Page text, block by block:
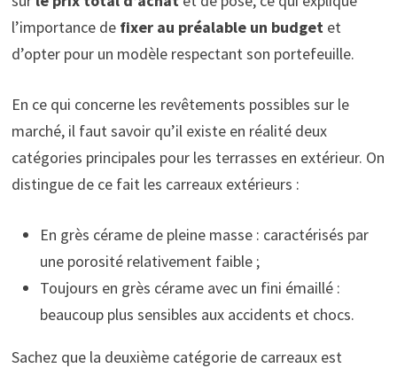
l’importance de fixer au préalable un budget et
d’opter pour un modèle respectant son portefeuille.
En ce qui concerne les revêtements possibles sur le
marché, il faut savoir qu’il existe en réalité deux
catégories principales pour les terrasses en extérieur. On
distingue de ce fait les carreaux extérieurs :
En grès cérame de pleine masse : caractérisés par
une porosité relativement faible ;
Toujours en grès cérame avec un fini émaillé :
beaucoup plus sensibles aux accidents et chocs.
Sachez que la deuxième catégorie de carreaux est